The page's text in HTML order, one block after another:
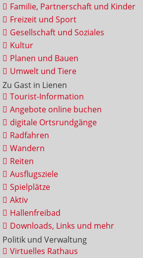
Familie, Partnerschaft und Kinder
Freizeit und Sport
Gesellschaft und Soziales
Kultur
Planen und Bauen
Umwelt und Tiere
Zu Gast in Lienen
Tourist-Information
Angebote online buchen
digitale Ortsrundgänge
Radfahren
Wandern
Reiten
Ausflugsziele
Spielplätze
Aktiv
Hallenfreibad
Downloads, Links und mehr
Politik und Verwaltung
Virtuelles Rathaus